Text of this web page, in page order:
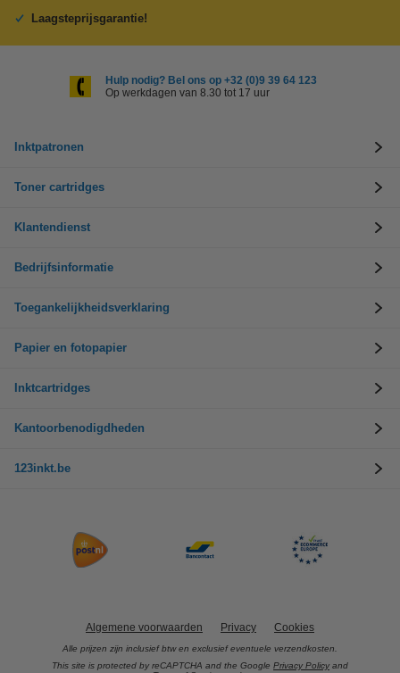
Laagsteprijsgarantie!
Hulp nodig? Bel ons op +32 (0)9 39 64 123
Op werkdagen van 8.30 tot 17 uur
Inktpatronen
Toner cartridges
Klantendienst
Bedrijfsinformatie
Toegankelijkheidsverklaring
Papier en fotopapier
Inktcartridges
Kantoorbenodigdheden
123inkt.be
Algemene voorwaarden Privacy Cookies
Alle prijzen zijn inclusief btw en exclusief eventuele verzendkosten.
This site is protected by reCAPTCHA and the Google Privacy Policy and